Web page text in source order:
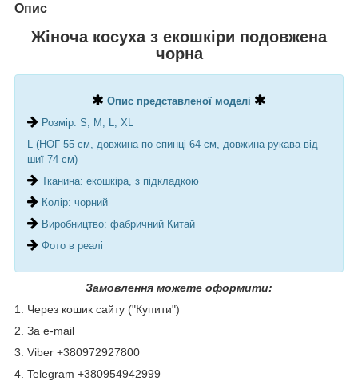
Опис
Жіноча косуха з екошкіри подовжена
чорна
Опис представленої моделі
Розмір: S, M, L, XL
L (НОГ 55 см, довжина по спинці 64 см, довжина рукава від
шиї 74 см)
Тканина: екошкіра, з підкладкою
Колір: чорний
Виробництво: фабричний Китай
Фото в реалі
Замовлення можете оформити:
1. Через кошик сайту ("Купити")
2. За e-mail
3. Viber +380972927800
4. Telegram +380954942999